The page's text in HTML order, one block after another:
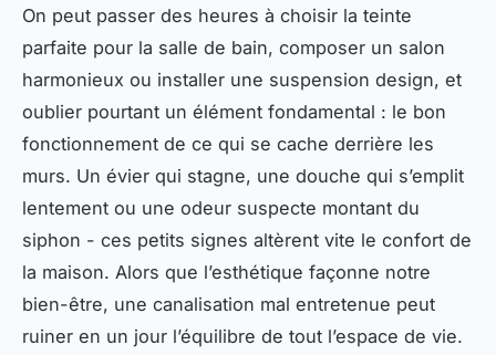
On peut passer des heures à choisir la teinte
parfaite pour la salle de bain, composer un salon
harmonieux ou installer une suspension design, et
oublier pourtant un élément fondamental : le bon
fonctionnement de ce qui se cache derrière les
murs. Un évier qui stagne, une douche qui s’emplit
lentement ou une odeur suspecte montant du
siphon - ces petits signes altèrent vite le confort de
la maison. Alors que l’esthétique façonne notre
bien-être, une canalisation mal entretenue peut
ruiner en un jour l’équilibre de tout l’espace de vie.